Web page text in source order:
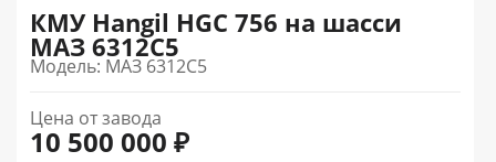
КМУ Hangil HGC 756 на шасси
МАЗ 6312С5
Модель: МАЗ 6312C5
Цена от завода
10 500 000 ₽